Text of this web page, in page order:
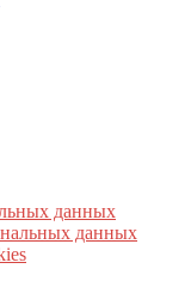
данных
данных